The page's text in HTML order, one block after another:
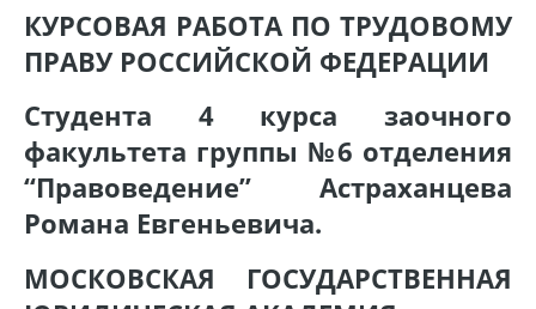
КУРСОВАЯ РАБОТА ПО ТРУДОВОМУ
ПРАВУ РОССИЙСКОЙ ФЕДЕРАЦИИ
Студента 4 курса заочного
факультета группы №6 отделения
“Правоведение” Астраханцева
Романа Евгеньевича.
МОСКОВСКАЯ ГОСУДАРСТВЕННАЯ